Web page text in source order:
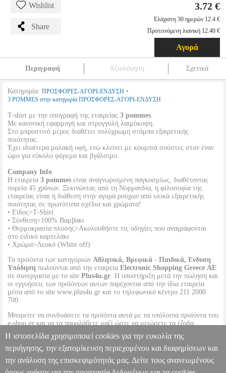
Wishlist
Share
3.72 €
Ελάχιστη 30 ημερών 12.4 €
Προτεινόμενη λιανική 12.40 €
Αγορά
Περιγραφή Αξιολόγηση Σχετικά
Κατηγορία: ΠΡΟΣΦΟΡΕΣ-ΑΓΟΡΙ-ΕΝΔΥΣΗ •
3 POMMES στην κατηγορία ΠΡΟΣΦΟΡΕΣ-ΑΓΟΡΙ-ΕΝΔΥΣΗ
T-shirt με την υπογραφή της εταιρείας 3 pommes.
Με κανονική εφαρμογή και στρογγυλή λαιμόκοψη.
Στο μπροστινό μέρος διαθέτει πολύχρωμη στάμπα εξαιρετικής
ποιότητας.
Έχει ιδιαίτερα μαλακή υφή, ενώ κλείνει με κουμπιά σούστες στον έναν
ώμο για εύκολο φόρεμα και βγάλσιμο.
Company Info
Η εταιρεία 3 pommes είναι αναγνωρισμένη παγκοσμίως, διαθέτοντας
πορεία 45 χρόνων. Ξεκινώντας από τη Νορμανδία, η φιλοσοφία της
εταιρείας είναι η διάθεση στην αγορά ρούχων από υλικά εξαιρετικής
ποιότητας σε πρωτότυπα σχέδια και χρώματα!
• Είδος>T-Shirt
• Σύνθεση>100% Βαμβάκι
• Θερμοκρασία πλύσης>Ακολουθήστε τις οδηγίες που αναγράφονται
στο ειδικό καρτελάκι
• Χρώμα>Λευκό (White off)
Τα προϊόντα των κατηγοριών Αθλητικά, Βρεφικά - Παιδικά, Ενδυση
Υπόδηση πωλούνται από την εταιρεία Electronic Shopping Greece ΑΕ
σε συνεργασία με το site Plus4u.gr. Η υποστήριξη μετά την πώληση και
οι εγγυήσεις των προϊόντων αυτών παρέχονται από την ίδια εταιρεία
μέσα από το site www.plus4u.gr και το τηλεφωνικό κέντρο 211 2000
700.
Μπορείτε να συνδυάσετε τα προϊόντα αυτά με τα υπόλοιπα προϊόντα του
e-shop.gr και να τα παραλάβετε μαζί ώστε να μειώσετε τα έξοδα
αποστολής. Μπορείτε επίσης να παραλάβετε από οποιοδήποτε eshop
point με μηδενικά έξοδα αποστολής ανεξαρτήτως ύψους παραγγελίας!
T-SHIRT 3 POMMES 3Q10003 ΛΕΥΚΟ (3 ΕΤΩΝ)-(104CM)
Η ιστοσελίδα χρησιμοποιεί cookies για την ευκολία της
περιήγησης, την εξατομίκευση περιεχομένου και διαφημίσεων και
την ανάλυση της επισκεψιμότητάς μας. Δείτε τους ανανεωμένους